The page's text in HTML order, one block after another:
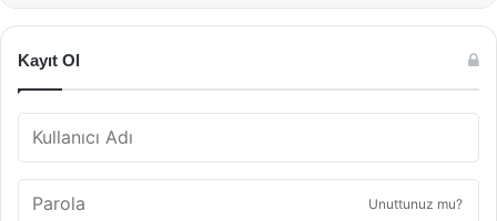
Kayıt Ol
Unuttunuz mu?